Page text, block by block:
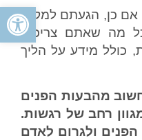
אם כן, הגעתם למקום
מה שאתם צריכים
כולל מידע על הליך
מהבעות הפנים
רחב של רגשות.
ולגרום לאדם